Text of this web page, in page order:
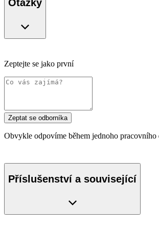
Otázky
Zeptejte se jako první
Zeptat se odborníka
Obvykle odpovíme během jednoho pracovního
Příslušenství a související